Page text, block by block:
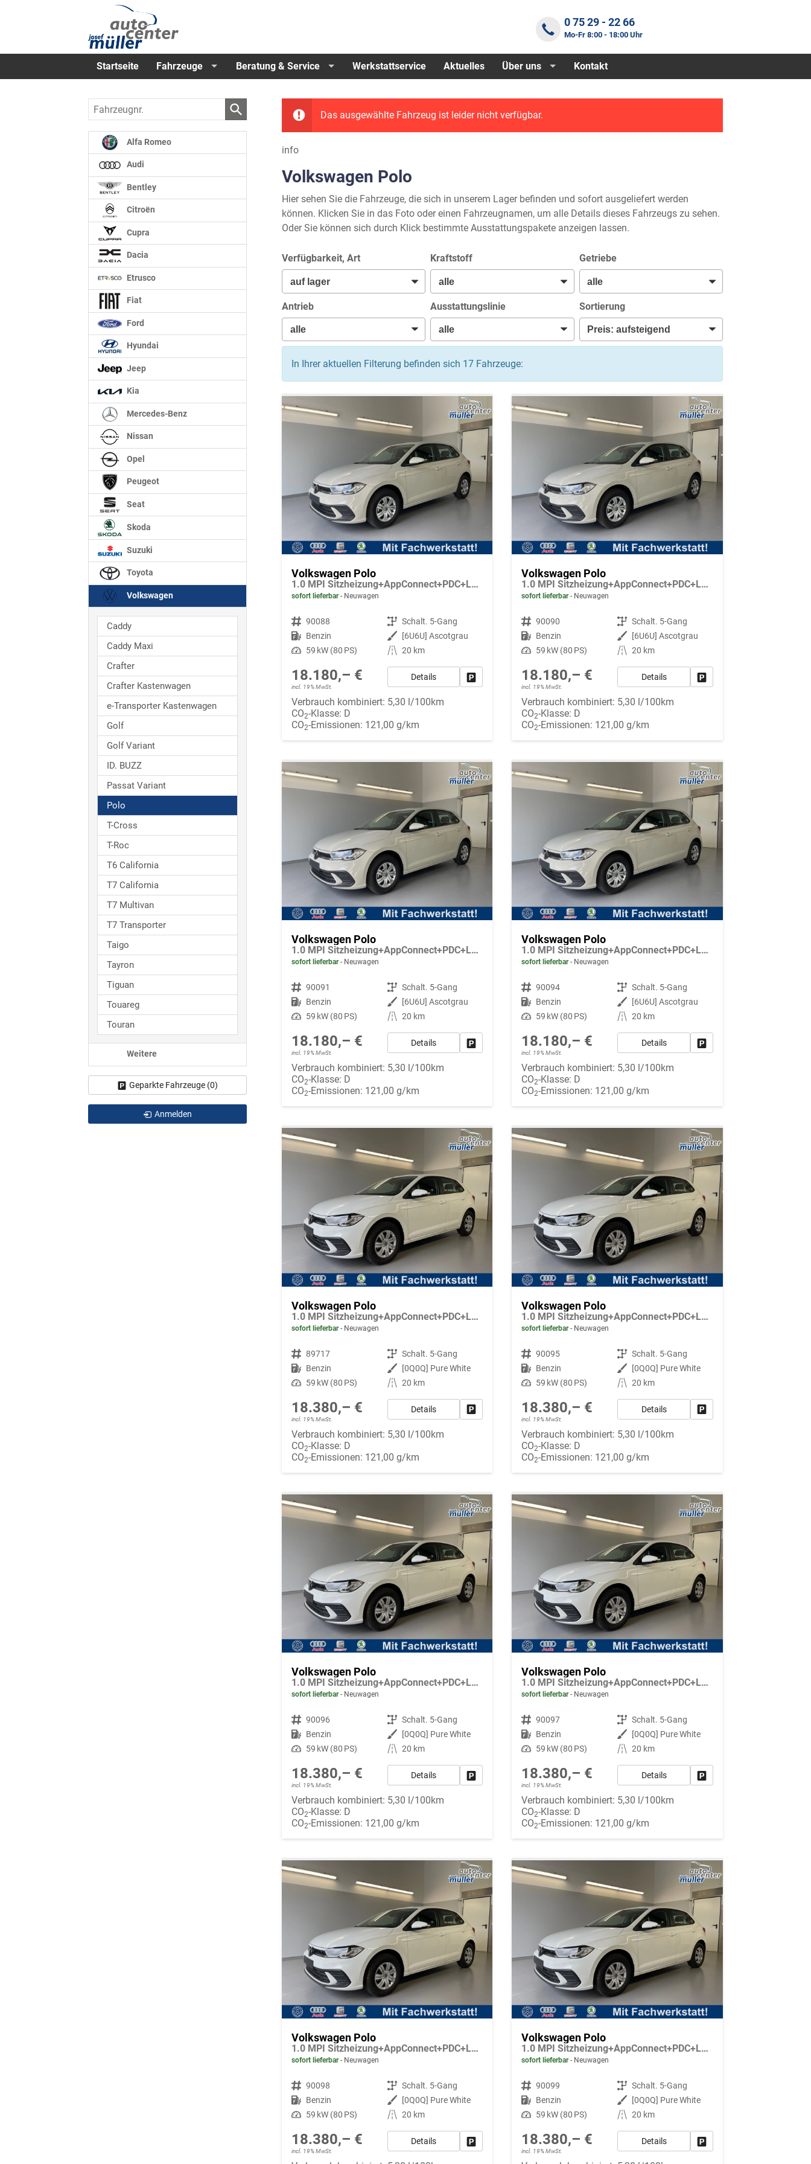
0 75 29 - 22 66
Mo-Fr 8:00 - 18:00 Uhr
Startseite Fahrzeuge Beratung & Service Werkstattservice Aktuelles Über uns Kontakt
Das ausgewählte Fahrzeug ist leider nicht verfügbar.
info
Volkswagen Polo
Hier sehen Sie die Fahrzeuge, die sich in unserem Lager befinden und sofort ausgeliefert werden
können. Klicken Sie in das Foto oder einen Fahrzeugnamen, um alle Details dieses Fahrzeugs zu sehen.
Oder Sie können sich durch Klick bestimmte Ausstattungspakete anzeigen lassen.
Verfügbarkeit, Art Kraftstoff Getriebe
Antrieb Ausstattungslinie Sortierung
In Ihrer aktuellen Filterung befinden sich 17Fahrzeuge:
Volkswagen Polo
1.0 MPI Sitzheizung+AppConnect+PDC+LED+Touch+Lichtsensor+MultiLenkrad
sofort lieferbar Neuwagen
Fahrzeugnr. 90088 Getriebe Schalt. 5-Gang
Kraftstoff Benzin Außenfarbe
[6U6U] Ascotgrau
Leistung 59 kW (80 PS) Kilometerstand 20 km
18.180,– €
incl. 19% MwSt.
Details Fahrzeug parken
Verbrauch kombiniert: 5,30 l/100km
CO2-Klasse: D
CO2-Emissionen: 121,00 g/km
Volkswagen Polo
1.0 MPI Sitzheizung+AppConnect+PDC+LED+Touch+Lichtsensor+MultiLenkrad
sofort lieferbar Neuwagen
Fahrzeugnr. 90090 Getriebe Schalt. 5-Gang
Kraftstoff Benzin Außenfarbe
[6U6U] Ascotgrau
Leistung 59 kW (80 PS) Kilometerstand 20 km
18.180,– €
incl. 19% MwSt.
Details
Verbrauch kombiniert: 5,30 l/100km
CO2-Klasse: D
CO2-Emissionen: 121,00 g/km
Volkswagen Polo
1.0 MPI Sitzheizung+AppConnect+PDC+LED+Touch+Lichtsensor+MultiLenkrad
sofort lieferbar Neuwagen
Fahrzeugnr. 90091 Getriebe Schalt. 5-Gang
Kraftstoff Benzin Außenfarbe
[6U6U] Ascotgrau
Leistung 59 kW (80 PS) Kilometerstand 20 km
18.180,– €
incl. 19% MwSt.
Details Fahrzeug parken
Verbrauch kombiniert: 5,30 l/100km
CO2-Klasse: D
CO2-Emissionen: 121,00 g/km
Volkswagen Polo
1.0 MPI Sitzheizung+AppConnect+PDC+LED+Touch+Lichtsensor+MultiLenkrad
sofort lieferbar Neuwagen
Fahrzeugnr. 90094 Getriebe Schalt. 5-Gang
Kraftstoff Benzin Außenfarbe
[6U6U] Ascotgrau
Leistung 59 kW (80 PS) Kilometerstand 20 km
18.180,– €
incl. 19% MwSt.
Details
Verbrauch kombiniert: 5,30 l/100km
CO2-Klasse: D
CO2-Emissionen: 121,00 g/km
Volkswagen Polo
1.0 MPI Sitzheizung+AppConnect+PDC+LED+Touch+Lichtsensor+MultiLenkrad
sofort lieferbar Neuwagen
Fahrzeugnr. 89717 Getriebe Schalt. 5-Gang
Kraftstoff Benzin Außenfarbe
[0Q0Q] Pure White
Leistung 59 kW (80 PS) Kilometerstand 20 km
18.380,– €
incl. 19% MwSt.
Details Fahrzeug parken
Verbrauch kombiniert: 5,30 l/100km
CO2-Klasse: D
CO2-Emissionen: 121,00 g/km
Volkswagen Polo
1.0 MPI Sitzheizung+AppConnect+PDC+LED+Touch+Lichtsensor+MultiLenkrad
sofort lieferbar Neuwagen
Fahrzeugnr. 90095 Getriebe Schalt. 5-Gang
Kraftstoff Benzin Außenfarbe
[0Q0Q] Pure White
Leistung 59 kW (80 PS) Kilometerstand 20 km
18.380,– €
incl. 19% MwSt.
Details
Verbrauch kombiniert: 5,30 l/100km
CO2-Klasse: D
CO2-Emissionen: 121,00 g/km
Volkswagen Polo
1.0 MPI Sitzheizung+AppConnect+PDC+LED+Touch+Lichtsensor+MultiLenkrad
sofort lieferbar Neuwagen
Fahrzeugnr. 90096 Getriebe Schalt. 5-Gang
Kraftstoff Benzin Außenfarbe
[0Q0Q] Pure White
Leistung 59 kW (80 PS) Kilometerstand 20 km
18.380,– €
incl. 19% MwSt.
Details Fahrzeug parken
Verbrauch kombiniert: 5,30 l/100km
CO2-Klasse: D
CO2-Emissionen: 121,00 g/km
Volkswagen Polo
1.0 MPI Sitzheizung+AppConnect+PDC+LED+Touch+Lichtsensor+MultiLenkrad
sofort lieferbar Neuwagen
Fahrzeugnr. 90097 Getriebe Schalt. 5-Gang
Kraftstoff Benzin Außenfarbe
[0Q0Q] Pure White
Leistung 59 kW (80 PS) Kilometerstand 20 km
18.380,– €
incl. 19% MwSt.
Details
Verbrauch kombiniert: 5,30 l/100km
CO2-Klasse: D
CO2-Emissionen: 121,00 g/km
Volkswagen Polo
1.0 MPI Sitzheizung+AppConnect+PDC+LED+Touch+Lichtsensor+MultiLenkrad
sofort lieferbar Neuwagen
Fahrzeugnr. 90098 Getriebe Schalt. 5-Gang
Kraftstoff Benzin Außenfarbe
[0Q0Q] Pure White
Leistung 59 kW (80 PS) Kilometerstand 20 km
18.380,– €
incl. 19% MwSt.
Details Fahrzeug parken
Volkswagen Polo
1.0 MPI Sitzheizung+AppConnect+PDC+LED+Touch+Lichtsensor+MultiLenkrad
sofort lieferbar Neuwagen
Fahrzeugnr. 90099 Getriebe Schalt. 5-Gang
Kraftstoff Benzin Außenfarbe
[0Q0Q] Pure White
Leistung 59 kW (80 PS) Kilometerstand 20 km
18.380,– €
incl. 19% MwSt.
Details
Fahrzeugnr.
Alfa Romeo
Audi
Bentley
Citroën
Cupra
Dacia
Etrusco
Fiat
Ford
Hyundai
Jeep
Kia
Mercedes-Benz
Nissan
Opel
Peugeot
Seat
Skoda
Suzuki
Toyota
Volkswagen
Caddy
Caddy Maxi
Crafter
Crafter Kastenwagen
e-Transporter Kastenwagen
Golf
Golf Variant
ID. BUZZ
Passat Variant
Polo
T-Cross
T-Roc
T6 California
T7 California
T7 Multivan
T7 Transporter
Taigo
Tayron
Tiguan
Touareg
Touran
Weitere
Geparkte Fahrzeuge (0)
Anmelden